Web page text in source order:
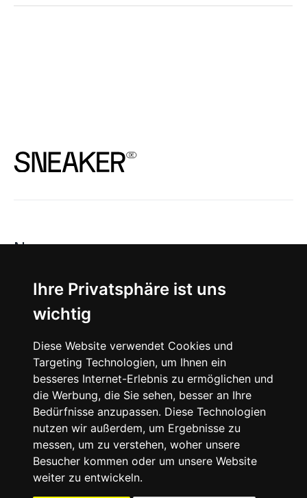
Ihre Privatsphäre ist uns
wichtig
Diese Website verwendet Cookies und
Targeting Technologien, um Ihnen ein
besseres Internet-Erlebnis zu ermöglichen und
die Werbung, die Sie sehen, besser an Ihre
Bedürfnisse anzupassen. Diese Technologien
nutzen wir außerdem, um Ergebnisse zu
messen, um zu verstehen, woher unsere
Besucher kommen oder um unsere Website
weiter zu entwickeln.
News
About
Instagram
Facebook
© 2024 SNEAKERᴰᴱ, All rights reserved.
Impressum Datenschutz